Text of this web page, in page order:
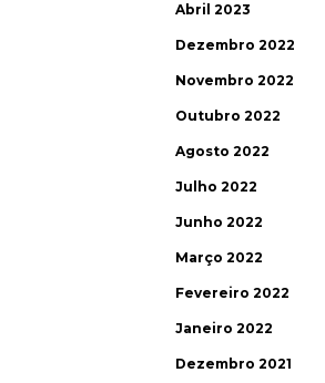
Abril 2023
Dezembro 2022
Novembro 2022
Outubro 2022
Agosto 2022
Julho 2022
Junho 2022
Março 2022
Fevereiro 2022
Janeiro 2022
Dezembro 2021